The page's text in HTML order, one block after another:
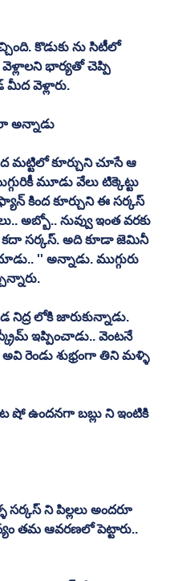
కొడుకు ను సిటీలో
వెళ్లాలని భార్యతో చెప్పి
వెళ్లారు.
అన్నాడు
మట్టిలో కూర్చుని చూసే ఆ
మూడు వేలు టిక్కెట్టు
కింద కూర్చుని ఈ సర్కస్
అబ్బో.. నువ్వు ఇంత వరకు
సర్కస్. అది కూడా జెమినీ
'' అన్నాడు. ముగ్గురు
లోకి జారుకున్నాడు.
ఇప్పించాడు.. వెంటనే
రెండు శుభ్రంగా తిని మళ్ళి
షో ఉందనగా బబ్లు ని ఇంటికి
ని పిల్లలు అందరూ
తమ ఆవరణలో పెట్టారు..